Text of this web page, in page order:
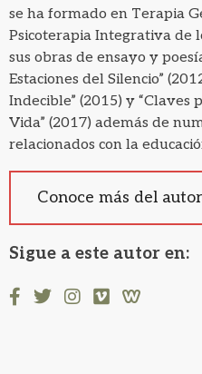
se ha formado en Terapia
Psicoterapia Integrativa de
sus obras de ensayo y
Estaciones del Silencio”
Indecible” (2015) y “Claves
Vida” (2017) además de
relacionados con la
Conoce más del autor
Sigue a este autor en: